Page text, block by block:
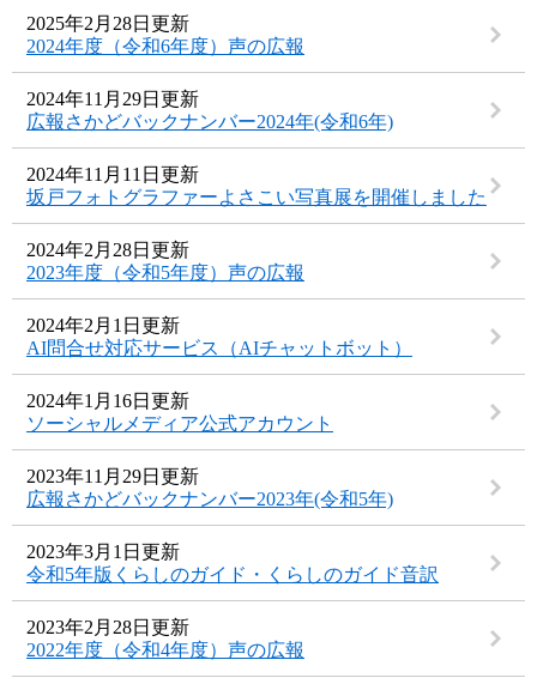
2025年2月28日更新
2024年度（令和6年度）声の広報
2024年11月29日更新
広報さかどバックナンバー2024年(令和6年)
2024年11月11日更新
坂戸フォトグラファーよさこい写真展を開催しました
2024年2月28日更新
2023年度（令和5年度）声の広報
2024年2月1日更新
AI問合せ対応サービス（AIチャットボット）
2024年1月16日更新
ソーシャルメディア公式アカウント
2023年11月29日更新
広報さかどバックナンバー2023年(令和5年)
2023年3月1日更新
令和5年版くらしのガイド・くらしのガイド音訳
2023年2月28日更新
2022年度（令和4年度）声の広報